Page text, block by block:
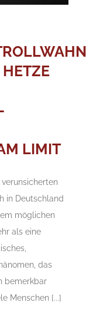
LIMIT
in Deutschland
möglichen
als eine
das
bemerkbar
Menschen [...]